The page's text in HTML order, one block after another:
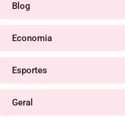
Blog
Economia
Esportes
Geral